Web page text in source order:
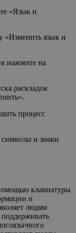
«Язык и
«Изменить язык и
нажмите на
раскладок
процесс
символы и знаки
клавиатуры
и
людям